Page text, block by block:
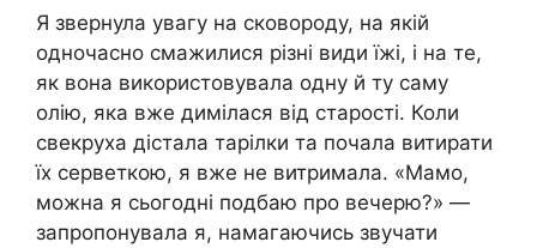
Я звернула увагу на сковороду, на якій
одночасно смажилися різні види їжі, і на те,
як вона використовувала одну й ту саму
олію, яка вже димілася від старості. Коли
свекруха дістала тарілки та почала витирати
їх серветкою, я вже не витримала. «Мамо,
можна я сьогодні подбаю про вечерю?» —
запропонувала я, намагаючись звучати